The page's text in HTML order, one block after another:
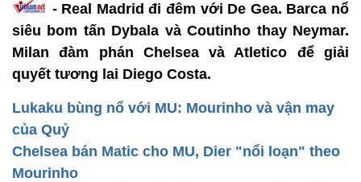
- Real Madrid đi đêm với De Gea. Barca nổ
siêu bom tấn Dybala và Coutinho thay Neymar.
Milan đàm phán Chelsea và Atletico để giải
quyết tương lai Diego Costa.
Lukaku bùng nổ với MU: Mourinho và vận may
của Quỷ
Chelsea bán Matic cho MU, Dier "nổi loạn" theo
Mourinho